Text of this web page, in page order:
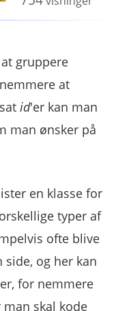
gruppere
at
id'er kan man
man ønsker på
en klasse for
typer af
ofte blive
og her kan
for nemmere
skal kode